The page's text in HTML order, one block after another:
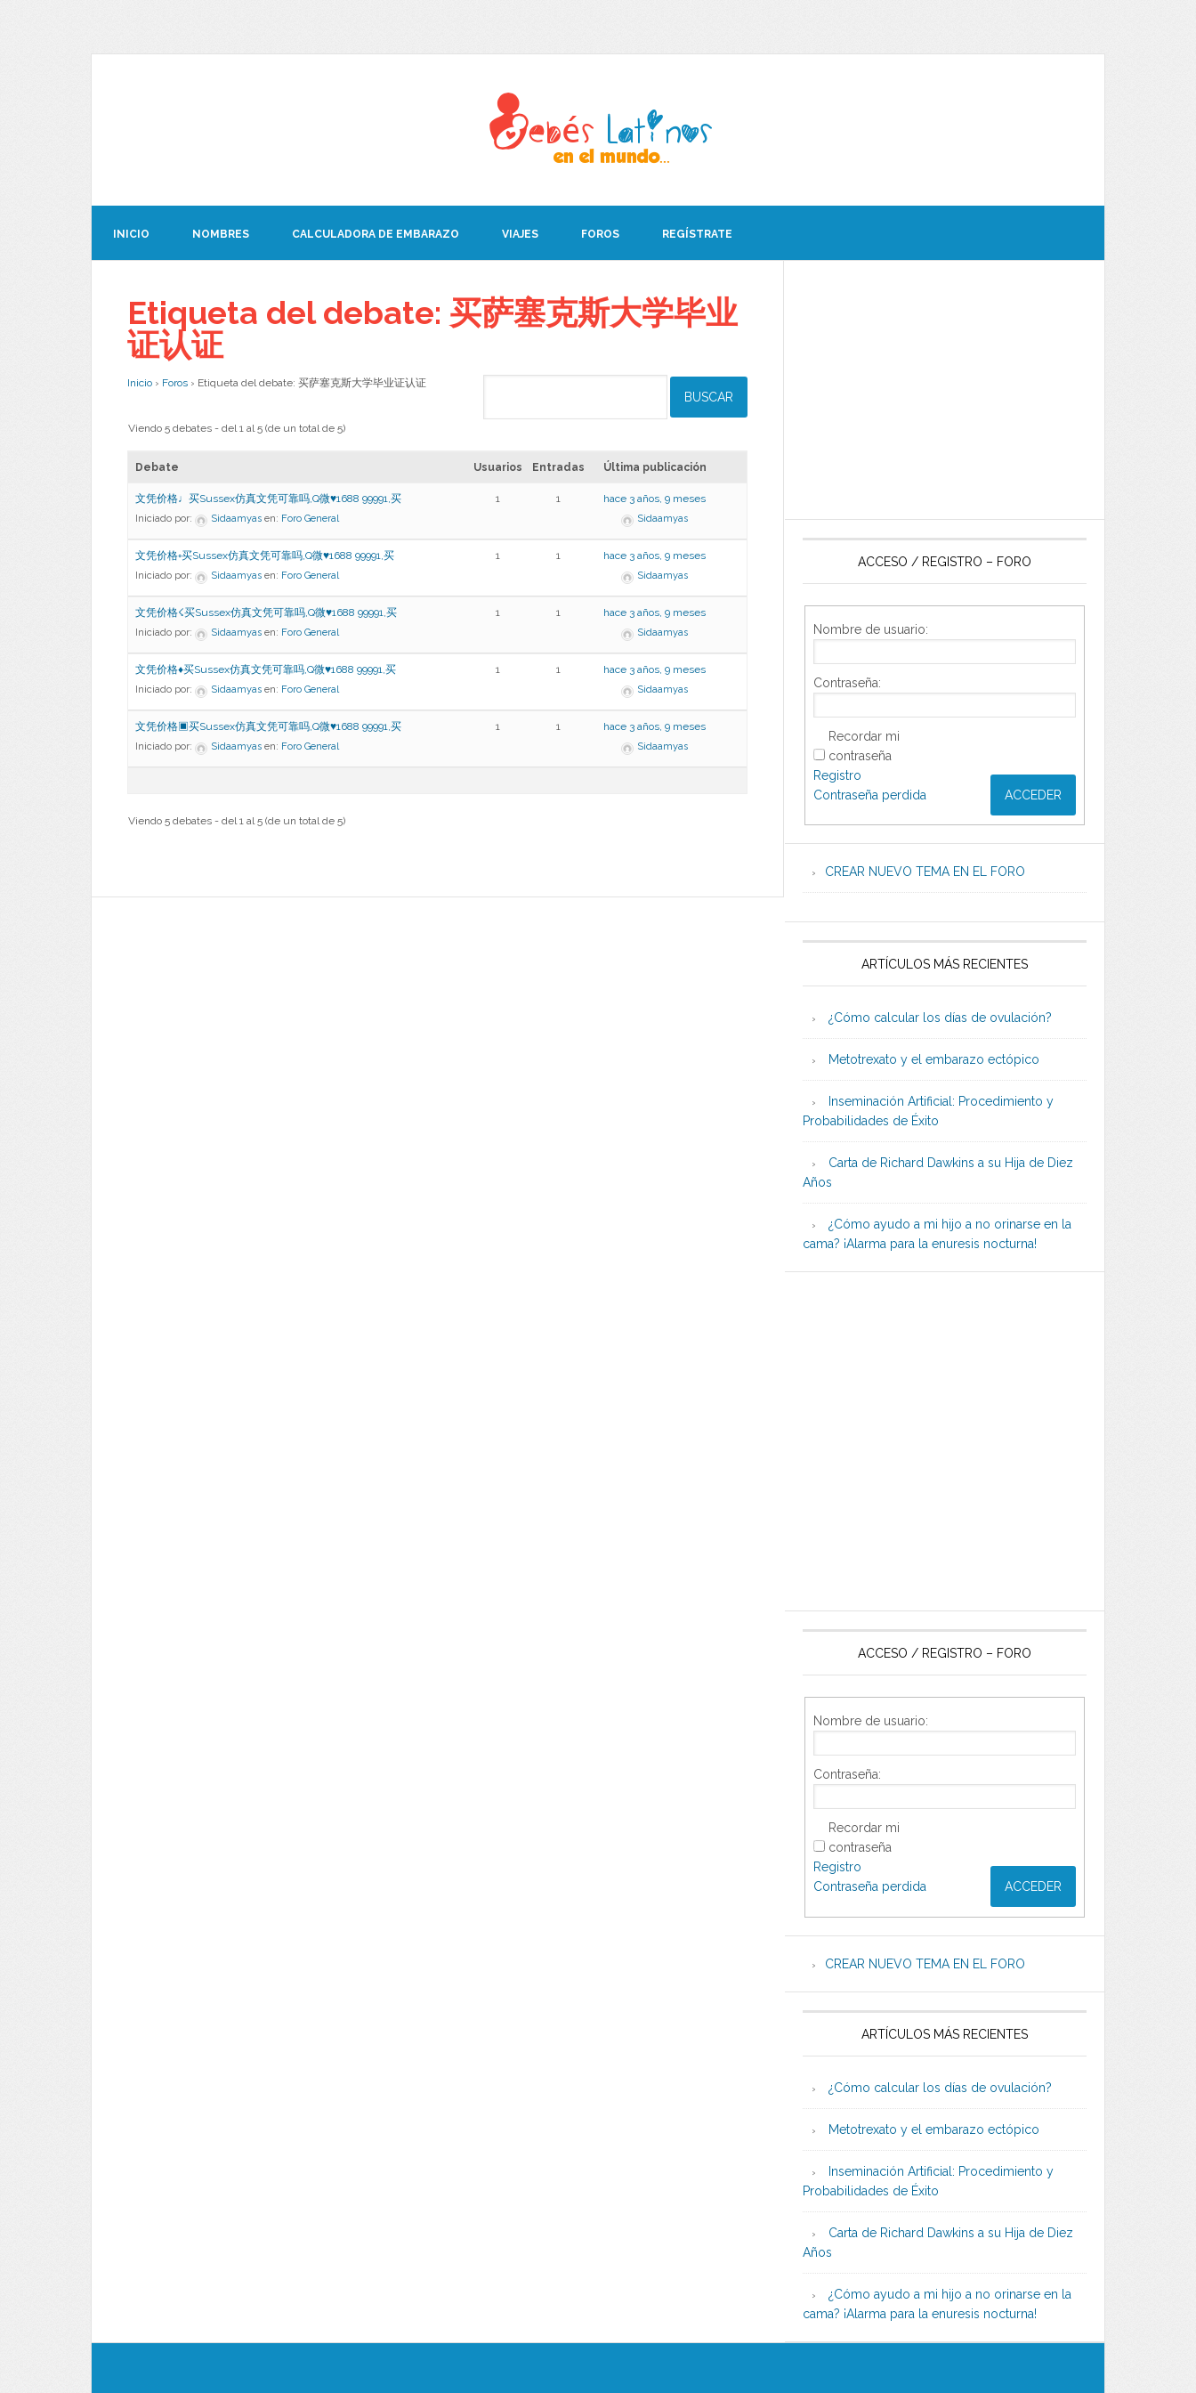
INICIO NOMBRES CALCULADORA DE EMBARAZO VIAJES FOROS REGÍSTRATE
Etiqueta del debate: 买萨塞克斯大学毕业
证认证
Inicio › Foros › Etiqueta del debate: 买萨塞克斯大学毕业证认证
Viendo 5 debates - del 1 al 5 (de un total de 5)
Debate Usuarios Entradas Última publicación
文凭价格♩买Sussex仿真文凭可靠吗,Q微♥1688 99991,买
Iniciado por: Sidaamyas en: Foro General
1 1 hace 3 años, 9 meses
Sidaamyas
文凭价格◦买Sussex仿真文凭可靠吗,Q微♥1688 99991,买
Iniciado por: Sidaamyas en: Foro General
1 1 hace 3 años, 9 meses
Sidaamyas
文凭价格☇买Sussex仿真文凭可靠吗,Q微♥1688 99991,买
Iniciado por: Sidaamyas en: Foro General
1 1 hace 3 años, 9 meses
Sidaamyas
文凭价格♦买Sussex仿真文凭可靠吗,Q微♥1688 99991,买
Iniciado por: Sidaamyas en: Foro General
1 1 hace 3 años, 9 meses
Sidaamyas
文凭价格▣买Sussex仿真文凭可靠吗,Q微♥1688 99991,买
Iniciado por: Sidaamyas en: Foro General
1 1 hace 3 años, 9 meses
Sidaamyas
Viendo 5 debates - del 1 al 5 (de un total de 5)
ACCESO / REGISTRO – FORO
Nombre de usuario:
Contraseña:
Recordar mi
contraseña
ACCEDER
Registro
Contraseña perdida
CREAR NUEVO TEMA EN EL FORO
ARTÍCULOS MÁS RECIENTES
¿Cómo calcular los días de ovulación?
Metotrexato y el embarazo ectópico
Inseminación Artificial: Procedimiento y
Probabilidades de Éxito
Carta de Richard Dawkins a su Hija de Diez
Años
¿Cómo ayudo a mi hijo a no orinarse en la
cama? ¡Alarma para la enuresis nocturna!
ACCESO / REGISTRO – FORO
Nombre de usuario:
Contraseña:
Recordar mi
contraseña
ACCEDER
Registro
Contraseña perdida
CREAR NUEVO TEMA EN EL FORO
ARTÍCULOS MÁS RECIENTES
¿Cómo calcular los días de ovulación?
Metotrexato y el embarazo ectópico
Inseminación Artificial: Procedimiento y
Probabilidades de Éxito
Carta de Richard Dawkins a su Hija de Diez
Años
¿Cómo ayudo a mi hijo a no orinarse en la
cama? ¡Alarma para la enuresis nocturna!